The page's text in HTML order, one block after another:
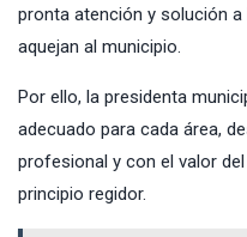
pronta atención y solución
aquejan al municipio.
Por ello, la presidenta
adecuado para cada área,
profesional y con el valor
principio regidor.